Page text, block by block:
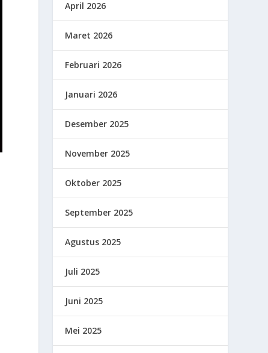
April 2026
Maret 2026
Februari 2026
Januari 2026
Desember 2025
November 2025
Oktober 2025
September 2025
Agustus 2025
Juli 2025
Juni 2025
Mei 2025